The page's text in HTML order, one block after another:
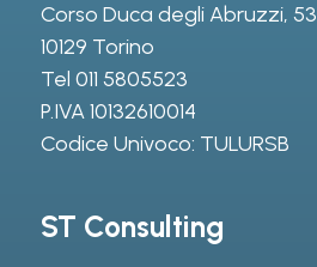
Corso Duca degli Abruzzi, 53
10129 Torino
Tel 011 5805523
P.IVA 10132610014
Codice Univoco: TULURSB
ST Consulting